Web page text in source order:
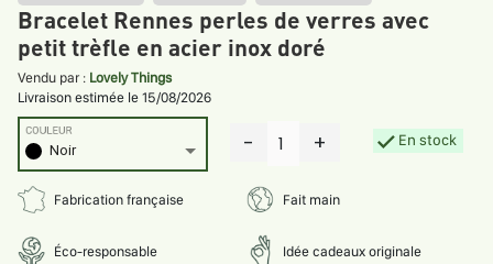
Bracelet Rennes perles de verres avec
petit trèfle en acier inox doré
Vendu par : Lovely Things
Livraison estimée le 15/08/2026
Fabrication française Fait main
Éco-responsable Idée cadeaux originale
Noir
COULEUR - 1 + En stock